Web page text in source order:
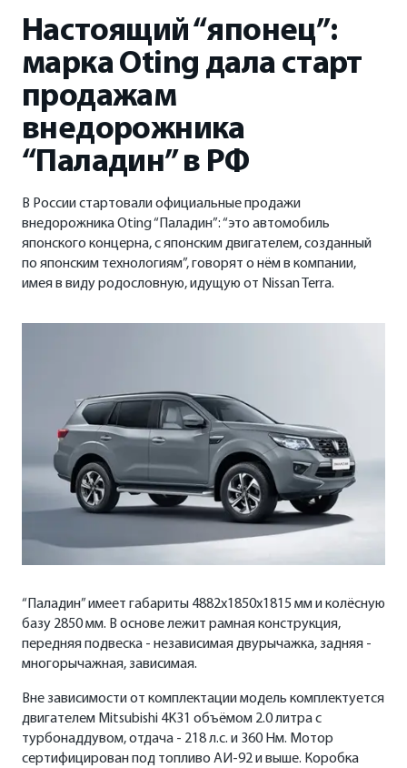
Кредитные программы
Рассчитать кредит
Страхование
Настоящий “японец”:
марка Oting дала старт
продажам
внедорожника
“Паладин” в РФ
В России стартовали официальные продажи
внедорожника Oting “Паладин”: “это автомобиль
японского концерна, с японским двигателем, созданный
по японским технологиям”, говорят о нём в компании,
имея в виду родословную, идущую от Nissan Terra.
“Паладин” имеет габариты 4882х1850х1815 мм и колёсную
базу 2850 мм. В основе лежит рамная конструкция,
передняя подвеска - независимая двурычажка, задняя -
многорычажная, зависимая.
Вне зависимости от комплектации модель комплектуется
двигателем Mitsubishi 4K31 объёмом 2.0 литра с
турбонаддувом, отдача - 218 л.с. и 360 Нм. Мотор
сертифицирован под топливо АИ-92 и выше. Коробка